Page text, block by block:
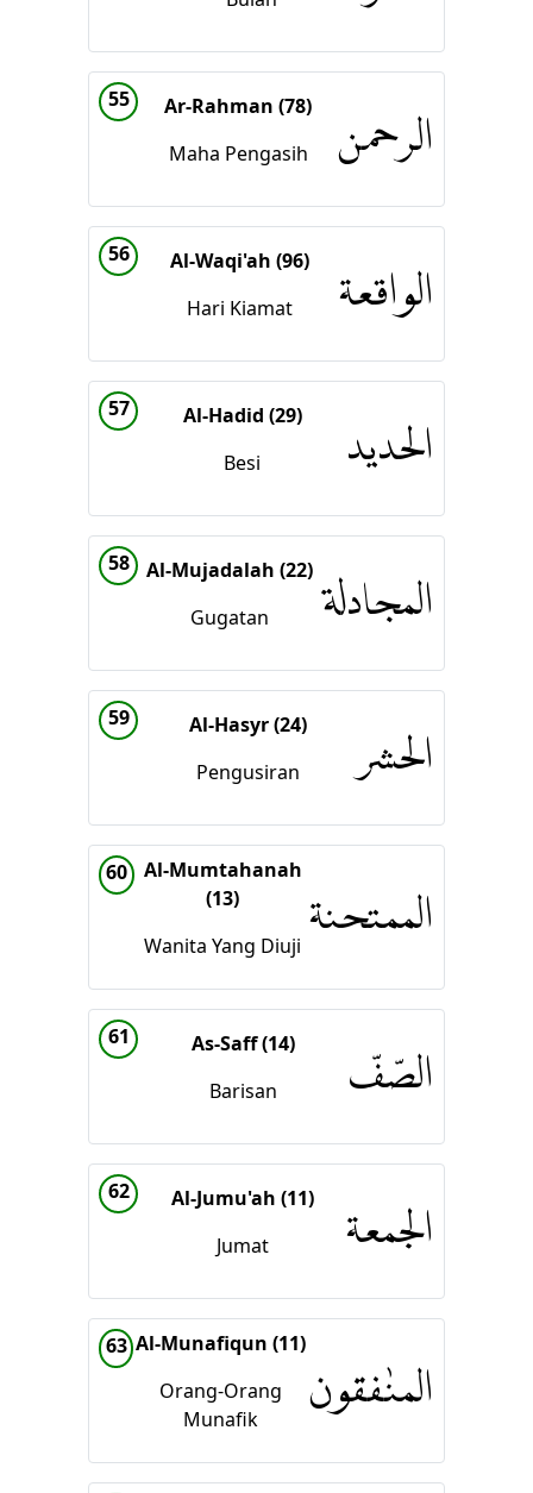
55
Ar-Rahman (78)
Maha Pengasih
الرحمن
56
Al-Waqi'ah (96)
Hari Kiamat
الواقعة
57
Al-Hadid (29)
Besi
الحديد
58
Al-Mujadalah (22)
Gugatan
المجادلة
59
Al-Hasyr (24)
Pengusiran
الحشر
60
Al-Mumtahanah
(13)
Wanita Yang Diuji الممتحنة
61
As-Saff (14)
Barisan
الصّفّ
62
Al-Jumu'ah (11)
Jumat
الجمعة
63 Al-Munafiqun (11)
Orang-Orang
Munafik
المنٰفقون